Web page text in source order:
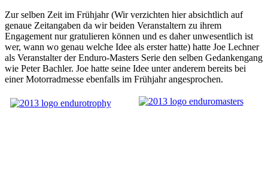
Zur selben Zeit im Frühjahr (Wir verzichten hier absichtlich auf
genaue Zeitangaben da wir beiden Veranstaltern zu ihrem
Engagement nur gratulieren können und es daher unwesentlich ist
wer, wann wo genau welche Idee als erster hatte) hatte Joe Lechner
als Veranstalter der Enduro-Masters Serie den selben Gedankengang
wie Peter Bachler. Joe hatte seine Idee unter anderem bereits bei
einer Motorradmesse ebenfalls im Frühjahr angesprochen.